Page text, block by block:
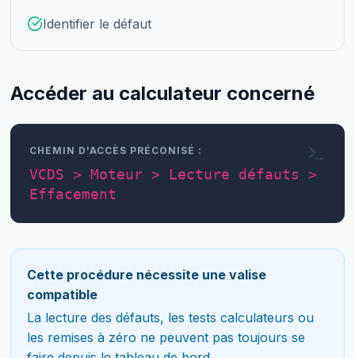
Identifier le défaut
Accéder au calculateur concerné
CHEMIN D'ACCÈS PRÉCONISÉ :
VCDS > Moteur > Lecture défauts >
Effacement
Cette procédure nécessite une valise
compatible
La lecture des défauts, les tests calculateurs ou
les remises à zéro ne peuvent pas toujours se